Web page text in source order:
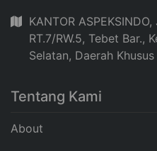
KANTOR
RT.7/RW.5, Tebet Bar.,
Selatan, Daerah
Tentang Kami
About